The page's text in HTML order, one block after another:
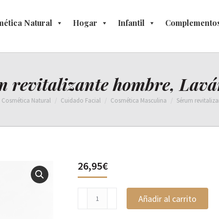
Natural Hogar Infantil
revitalizante hombre,
Cosmética Natural Cuidado Facial Cosmética Masculina Sérum
26,95€
revitalizante
hombre,
Añadir al carrito
Natural Hogar Infantil